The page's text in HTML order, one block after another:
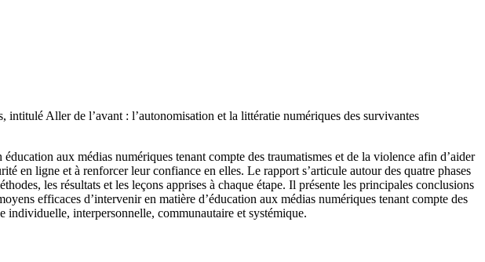
Aller de l’avant : l’autonomisation et la littératie numériques des survivantes
aux médias numériques tenant compte des traumatismes et de la violence afin d’aider
en ligne et à renforcer leur confiance en elles. Le rapport s’articule autour des quatre phases
les résultats et les leçons apprises à chaque étape. Il présente les principales conclusions
efficaces d’intervenir en matière d’éducation aux médias numériques tenant compte des
individuelle, interpersonnelle, communautaire et systémique.